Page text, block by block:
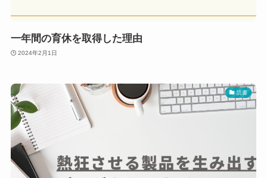
一年間の育休を取得した理由
2024年2月1日
読書